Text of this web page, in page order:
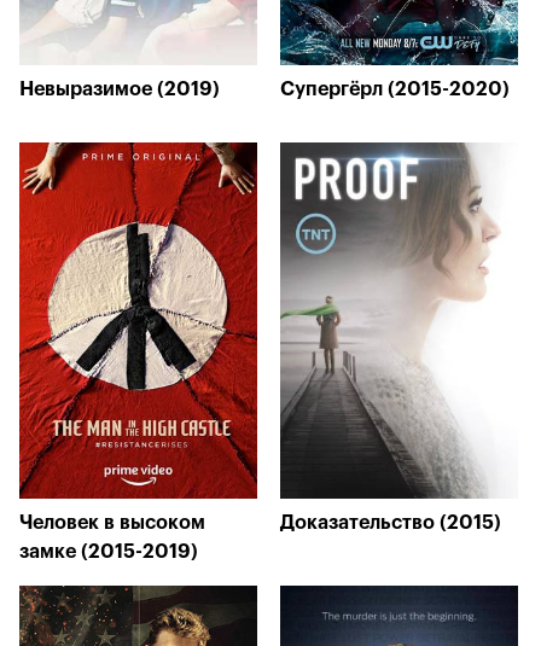
Невыразимое (2019) Супергёрл (2015-2020)
Человек в высоком
замке (2015-2019)
Доказательство (2015)